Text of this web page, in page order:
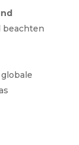
beachten